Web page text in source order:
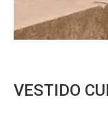
VESTIDO